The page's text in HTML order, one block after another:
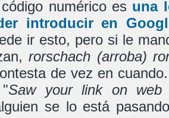
numérico es una
introducir en
ir esto, pero si le
rorschach (arroba)
de vez en
"Saw your link on web
se lo está